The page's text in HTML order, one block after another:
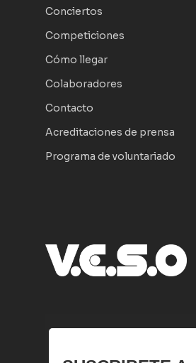
Conciertos
Competiciones
Cómo llegar
Colaboradores
Contacto
Acreditaciones de prensa
Programa de voluntariado